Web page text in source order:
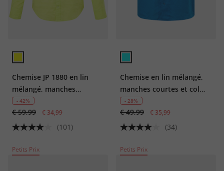
Chemise JP 1880 en lin
mélangé, manches
longues et col à pointes
boutonnée, coupe Modern
Fit - jusqu'au 8 XL
- 42%
€ 59,99 € 34,99
(101)
Chemise en lin mélangé,
manches courtes et col
cubain, coupe Modern Fit
- 28%
€ 49,99 € 35,99
(34)
Petits Prix Petits Prix